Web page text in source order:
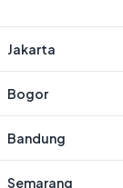
Jakarta
Bogor
Bandung
Semarang